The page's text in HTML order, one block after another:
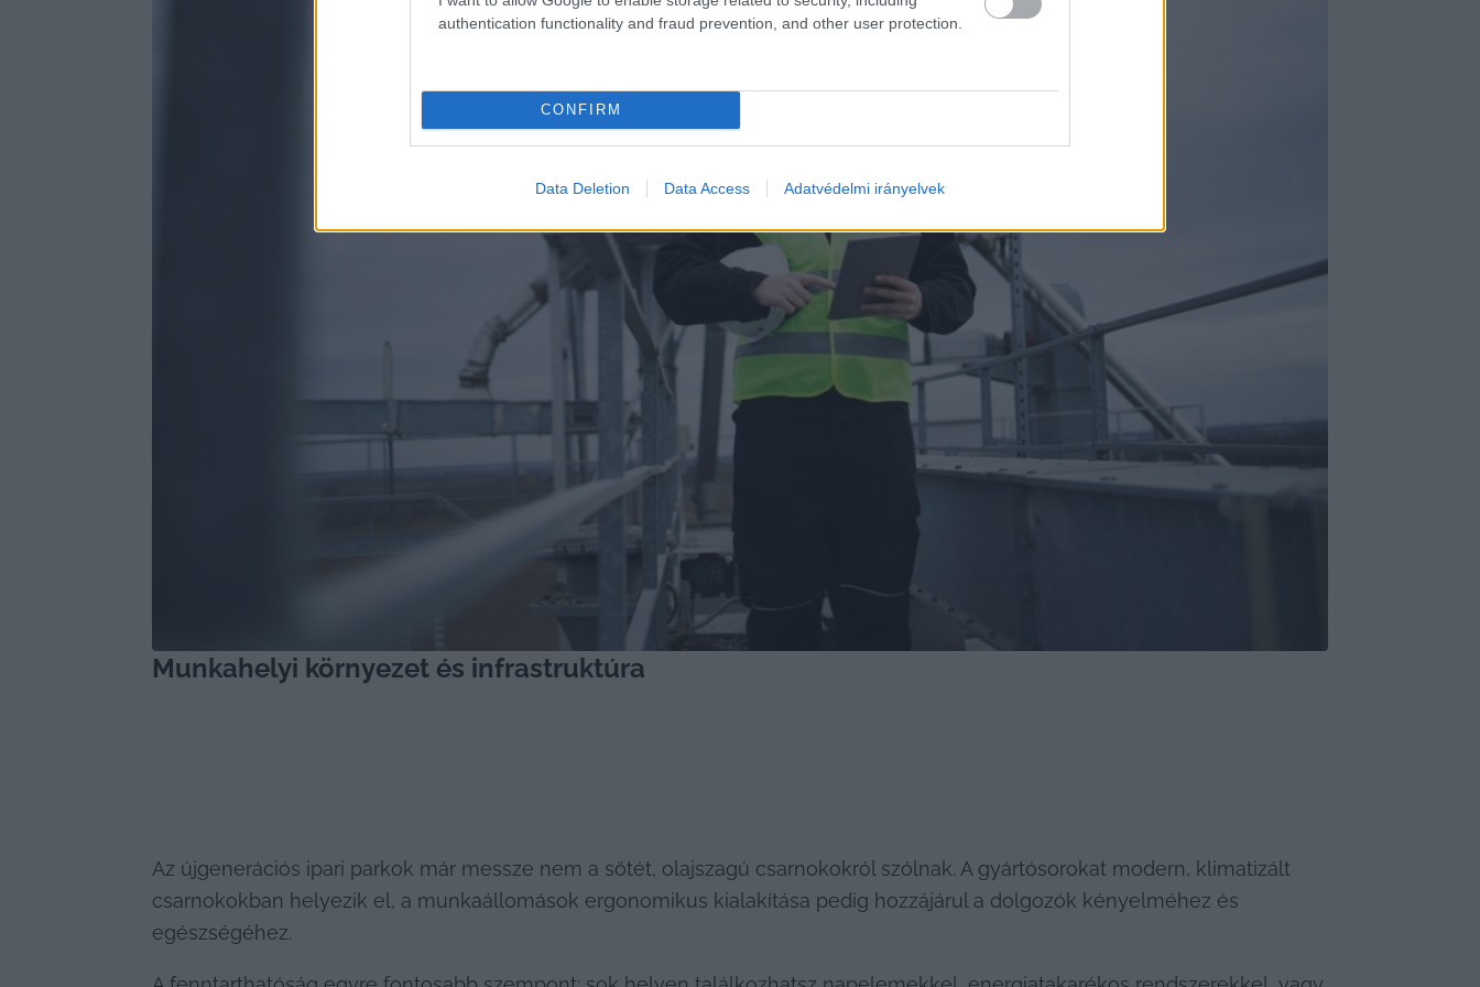
authentication functionality and fraud prevention, and other user protection.
CONFIRM
Data Deletion Data Access Adatvédelmi irányelvek
Munkahelyi környezet és infrastruktúra
Az újgenerációs ipari parkok már messze nem a sötét, olajszagú csarnokokról szólnak. A gyártósorokat modern, klimatizált
csarnokokban helyezik el, a munkaállomások ergonomikus kialakítása pedig hozzájárul a dolgozók kényelméhez és
egészségéhez.